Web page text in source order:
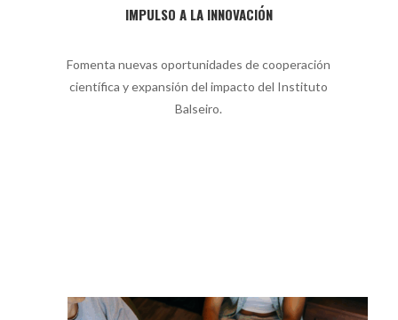
IMPULSO A LA INNOVACIÓN
Fomenta nuevas oportunidades de cooperación
científica y expansión del impacto del Instituto
Balseiro.